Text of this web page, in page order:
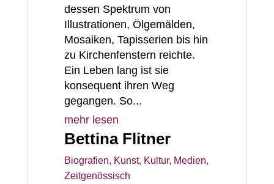
dessen Spektrum von
Illustrationen, Ölgemälden,
Mosaiken, Tapisserien bis hin
zu Kirchenfenstern reichte.
Ein Leben lang ist sie
konsequent ihren Weg
gegangen. So...
mehr lesen
Bettina Flitner
Biografien, Kunst, Kultur, Medien,
Zeitgenössisch